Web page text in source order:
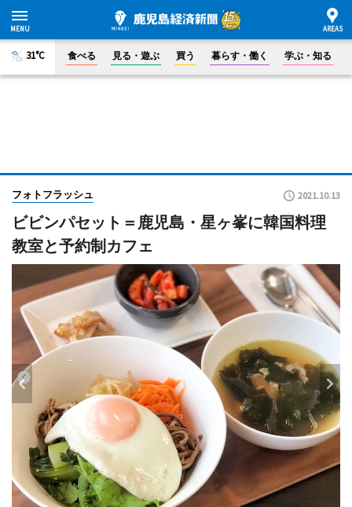
31°C 食べる 見る・遊ぶ 買う 暮らす・働く 学ぶ・知る
フォトフラッシュ 2021.10.13
ビビンパセット＝鹿児島・星ヶ峯に韓国料理
教室と予約制カフェ